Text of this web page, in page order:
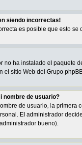
siendo incorrectas!
es posible que esto
no ha instalado el paquete
el sitio Web del Grupo
nombre de usuario?
de usuario, la
El administrador
bueno).